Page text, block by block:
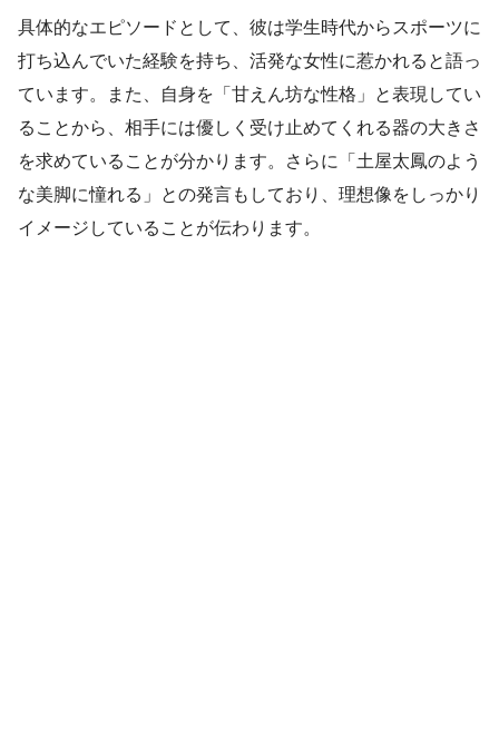
具体的なエピソードとして、彼は学生時代からスポーツに
打ち込んでいた経験を持ち、活発な女性に惹かれると語っ
ています。また、自身を「甘えん坊な性格」と表現してい
ることから、相手には優しく受け止めてくれる器の大きさ
を求めていることが分かります。さらに「土屋太鳳のよう
な美脚に憧れる」との発言もしており、理想像をしっかり
イメージしていることが伝わります。